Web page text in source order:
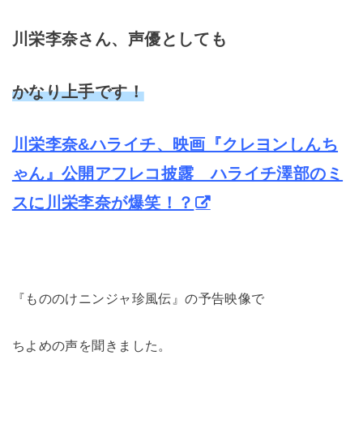
川栄李奈さん、声優としても
かなり上手です！
川栄李奈&ハライチ、映画『クレヨンしんち
ゃん』公開アフレコ披露 ハライチ澤部のミ
スに川栄李奈が爆笑！？
『もののけニンジャ珍風伝』の予告映像で
ちよめの声を聞きました。